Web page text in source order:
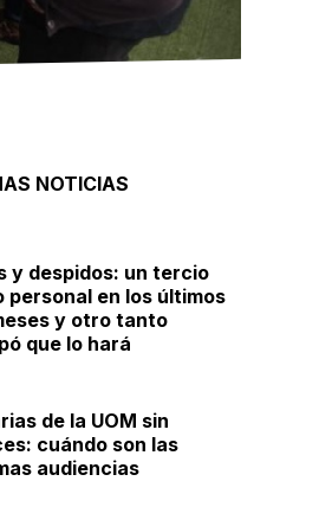
NOTICIAS
y despidos: un tercio
personal en los últimos
y otro tanto
que lo hará
de la UOM sin
cuándo son las
audiencias